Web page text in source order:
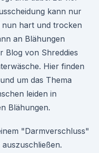
kann nur
hart und trocken
an Blähungen
Blog von Shreddies
Hier finden
um das Thema
leiden in
Blähungen.
"Darmverschluss"